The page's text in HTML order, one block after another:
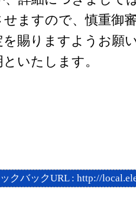
せますので、慎重御
を賜りますようお願
いたします。
ックバックURL : http://